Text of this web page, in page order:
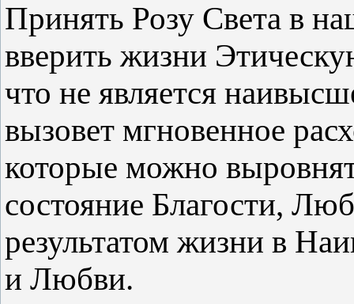
Принять Розу Света в
вверить жизни
что не является
вызовет мгновенное
которые можно
состояние Благости,
результатом жизни в
и Любви.